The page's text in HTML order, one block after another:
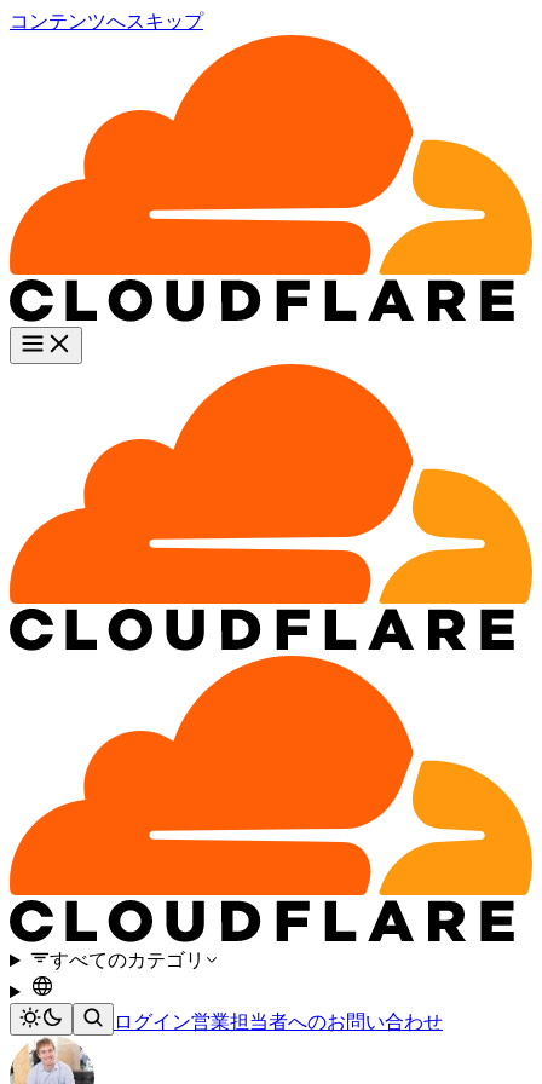
コンテンツへスキップ
すべてのカテゴリ
ログイン営業担当者へのお問い合わせ